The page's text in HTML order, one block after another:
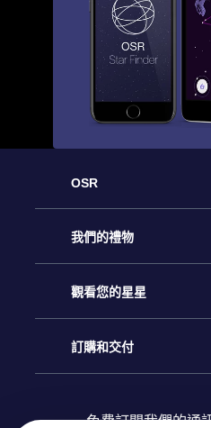
OSR
客戶服務
聯繫我們
博客
我們的禮物
Online Star禮物
OSR禮物包
觀看您的星星
星星注册
訂購和交付
免費訂閱我們的通